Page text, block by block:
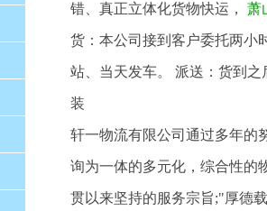
错、真正立体化货物快运， 萧
货：本公司接到客户委托两小
站、当天发车。 派送：货到
装
轩一物流有限公司通过多年的
询为一体的多元化，综合性的
贯以来坚持的服务宗旨;"厚德